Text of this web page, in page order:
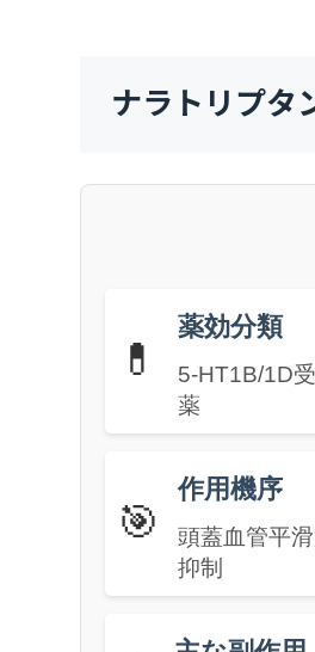
ナラトリプタ
💊
薬効分類
5-HT1B/1D
薬
🎯
作用機序
頭蓋血管平
抑制